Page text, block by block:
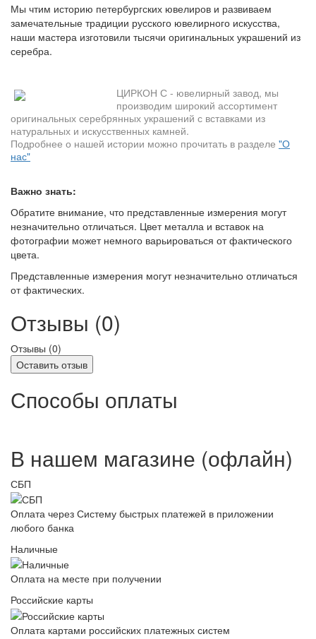
Мы чтим историю петербургских ювелиров и развиваем
замечательные традиции русского ювелирного искусства,
наши мастера изготовили тысячи оригинальных украшений из
серебра.
ЦИРКОН С - ювелирный завод, мы
производим широкий ассортимент
оригинальных серебрянных украшений с вставками из
натуральных и искусственных камней.
Подробнее о нашей истории можно прочитать в разделе "О
нас"
Важно знать:
Обратите внимание, что представленные измерения могут
незначительно отличаться. Цвет металла и вставок на
фотографии может немного варьироваться от фактического
цвета.
Представленные измерения могут незначительно отличаться
от фактических.
Отзывы (0)
Отзывы (0)
Оставить отзыв
Способы оплаты
В нашем магазине (офлайн)
СБП
Оплата через Систему быстрых платежей в приложении
любого банка
Наличные
Оплата на месте при получении
Российские карты
Оплата картами российских платежных систем